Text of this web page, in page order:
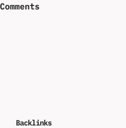
Comments
Backlinks